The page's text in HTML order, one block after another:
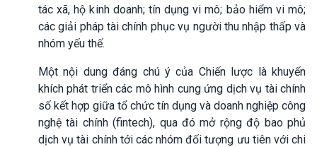
tác xã, hộ kinh doanh; tín dụng vi mô; bảo hiểm vi mô;
các giải pháp tài chính phục vụ người thu nhập thấp và
nhóm yếu thế.
Một nội dung đáng chú ý của Chiến lược là khuyến
khích phát triển các mô hình cung ứng dịch vụ tài chính
số kết hợp giữa tổ chức tín dụng và doanh nghiệp công
nghệ tài chính (fintech), qua đó mở rộng độ bao phủ
dịch vụ tài chính tới các nhóm đối tượng ưu tiên với chi